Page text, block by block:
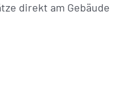
direkt am Gebäude